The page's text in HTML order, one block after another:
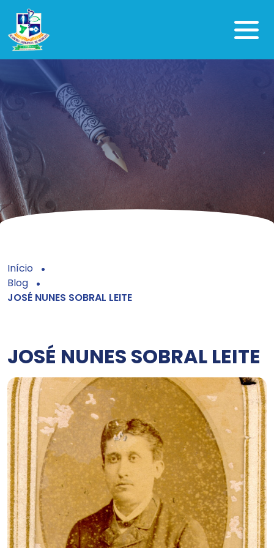
Início
Blog
JOSÉ NUNES SOBRAL LEITE
JOSÉ NUNES SOBRAL LEITE